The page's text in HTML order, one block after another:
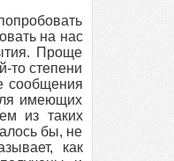
на нас
Проще
то степени
сообщения
имеющих
из таких
бы, не
как